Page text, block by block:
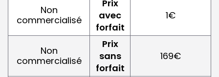
Non
commercialisé
Prix
avec
forfait
1€
Non
commercialisé
Prix
sans
forfait
169€